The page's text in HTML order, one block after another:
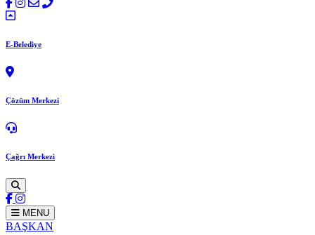
E-Belediye
Çözüm Merkezi
Çağrı Merkezi
MENU
BAŞKAN